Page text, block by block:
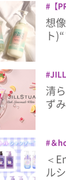
【
プ
想
ト
ド
清
ず
＆
エッ
スオ
＜
ル